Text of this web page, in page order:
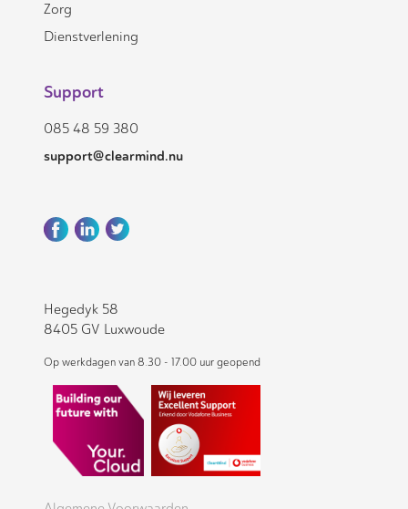
Zorg
Dienstverlening
Support
085 48 59 380
support@clearmind.nu
Hegedyk 58
8405 GV Luxwoude
Op werkdagen van 8.30 - 17.00 uur geopend